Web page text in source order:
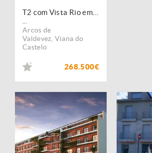
Arcos de
Valdevez Viana do
Castelo
268.500€